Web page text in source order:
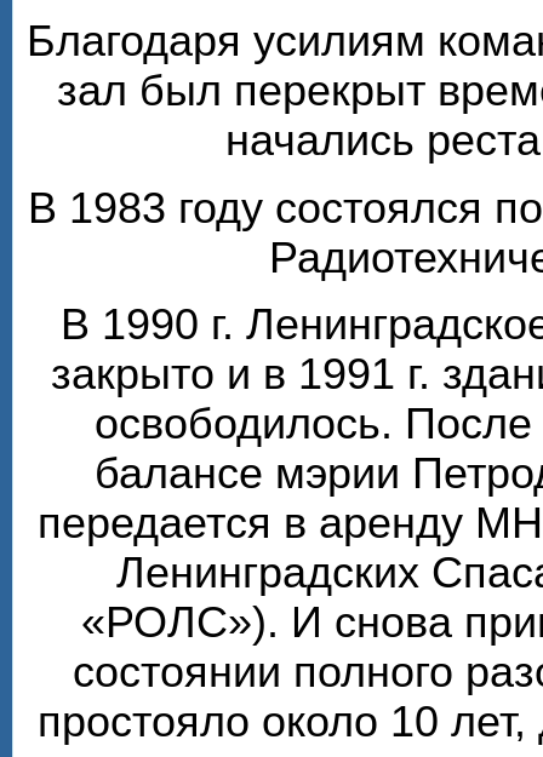
Благодаря усилиям
зал был перекрыт
начались
В 1983 году состоялся
В 1990 г.
закрыто и в 1991 г.
освободилось. После
балансе мэрии
передается в аренду
Ленинградских
«РОЛС»). И снова
состоянии полного
простояло около 10